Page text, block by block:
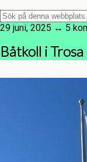
29 juni, 2025 ↔ 5
Båtkoll i